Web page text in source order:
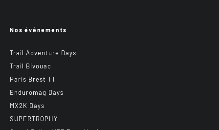
Nos événements
Trail Adventure Days
Trail Bivouac
Paris Brest TT
Enduromag Days
MX2K Days
SUPERTROPHY